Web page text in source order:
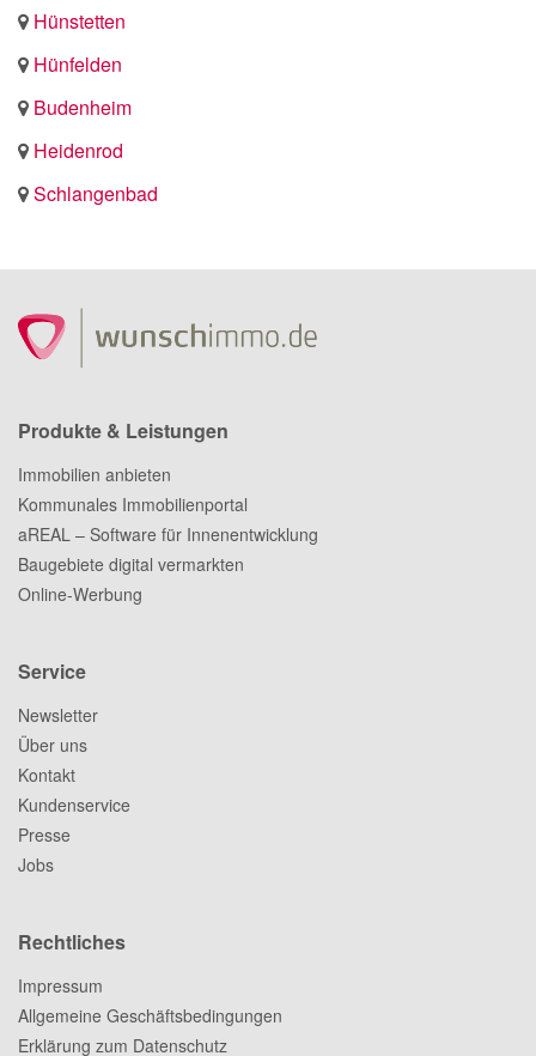
Hünstetten
Hünfelden
Budenheim
Heidenrod
Schlangenbad
Produkte & Leistungen
Immobilien anbieten
Kommunales Immobilienportal
aREAL – Software für Innenentwicklung
Baugebiete digital vermarkten
Online-Werbung
Service
Newsletter
Über uns
Kontakt
Kundenservice
Presse
Jobs
Rechtliches
Impressum
Allgemeine Geschäftsbedingungen
Erklärung zum Datenschutz